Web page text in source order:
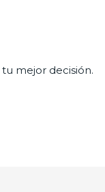
tu mejor decisión.